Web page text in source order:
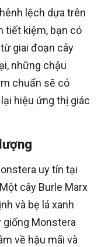
lệch dựa trên
tiết kiệm, bạn có
giai đoạn cây
những chậu
chuẩn sẽ có
hiệu ứng thị giác
uy tín tại
cây Burle Marx
và bẹ lá xanh
giống Monstera
về hậu mãi và